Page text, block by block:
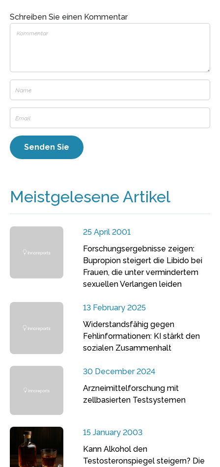
Schreiben Sie einen Kommentar
Meistgelesene Artikel
25 April 2001
Forschungsergebnisse zeigen:
Bupropion steigert die Libido bei
Frauen, die unter vermindertem
sexuellen Verlangen leiden
13 February 2025
Widerstandsfähig gegen
Fehlinformationen: KI stärkt den
sozialen Zusammenhalt
30 December 2024
Arzneimittelforschung mit
zellbasierten Testsystemen
15 January 2003
Kann Alkohol den
Testosteronspiegel steigern? Die